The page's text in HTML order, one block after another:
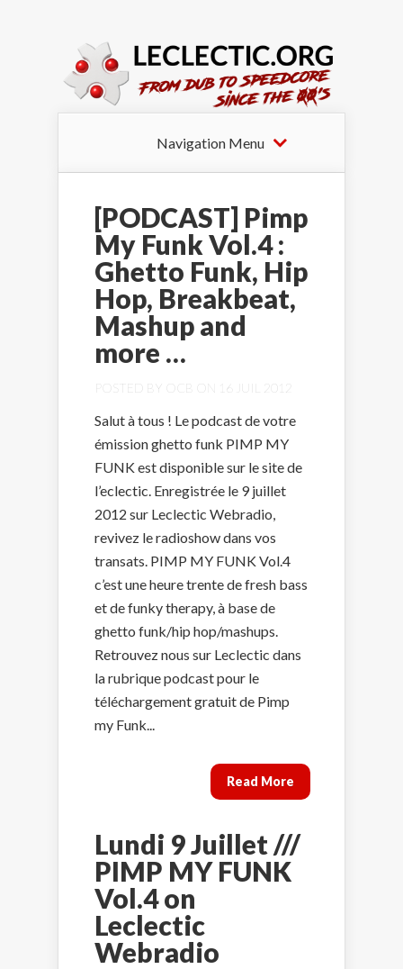
Navigation Menu
[PODCAST] Pimp
My Funk Vol.4 :
Ghetto Funk, Hip
Hop, Breakbeat,
Mashup and
more …
POSTED BY OCB ON 16 JUIL 2012
Salut à tous ! Le podcast de votre
émission ghetto funk PIMP MY
FUNK est disponible sur le site de
l’eclectic. Enregistrée le 9 juillet
2012 sur Leclectic Webradio,
revivez le radioshow dans vos
transats. PIMP MY FUNK Vol.4
c’est une heure trente de fresh bass
et de funky therapy, à base de
ghetto funk/hip hop/mashups.
Retrouvez nous sur Leclectic dans
la rubrique podcast pour le
téléchargement gratuit de Pimp
my Funk...
Read More
Lundi 9 Juillet ///
PIMP MY FUNK
Vol.4 on
Leclectic
Webradio